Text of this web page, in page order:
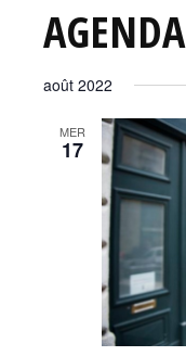
AGENDA
août 2022
MER
17